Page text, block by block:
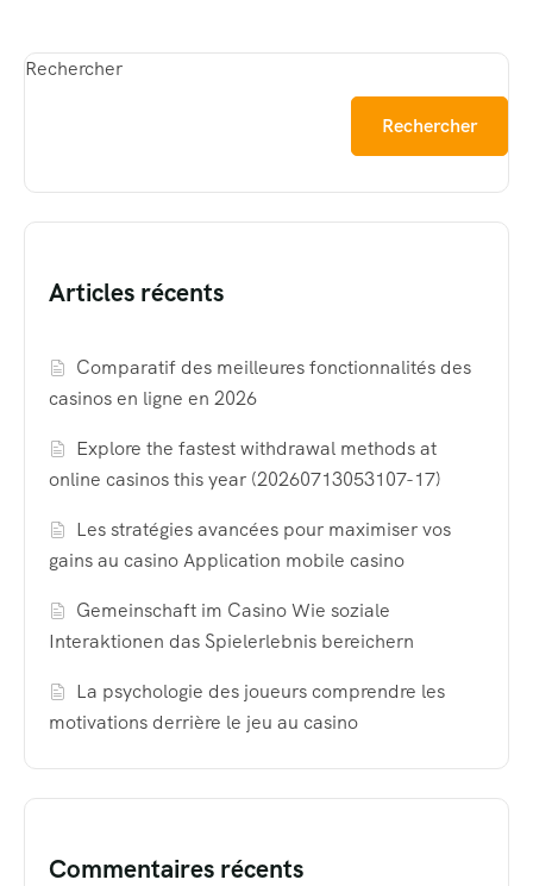
Rechercher
Rechercher
Articles récents
Comparatif des meilleures fonctionnalités des
casinos en ligne en 2026
Explore the fastest withdrawal methods at
online casinos this year (20260713053107-17)
Les stratégies avancées pour maximiser vos
gains au casino Application mobile casino
Gemeinschaft im Casino Wie soziale
Interaktionen das Spielerlebnis bereichern
La psychologie des joueurs comprendre les
motivations derrière le jeu au casino
Commentaires récents